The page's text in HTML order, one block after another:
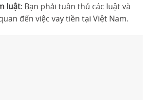
luật: Bạn phải tuân thủ các luật và
đến việc vay tiền tại Việt Nam.